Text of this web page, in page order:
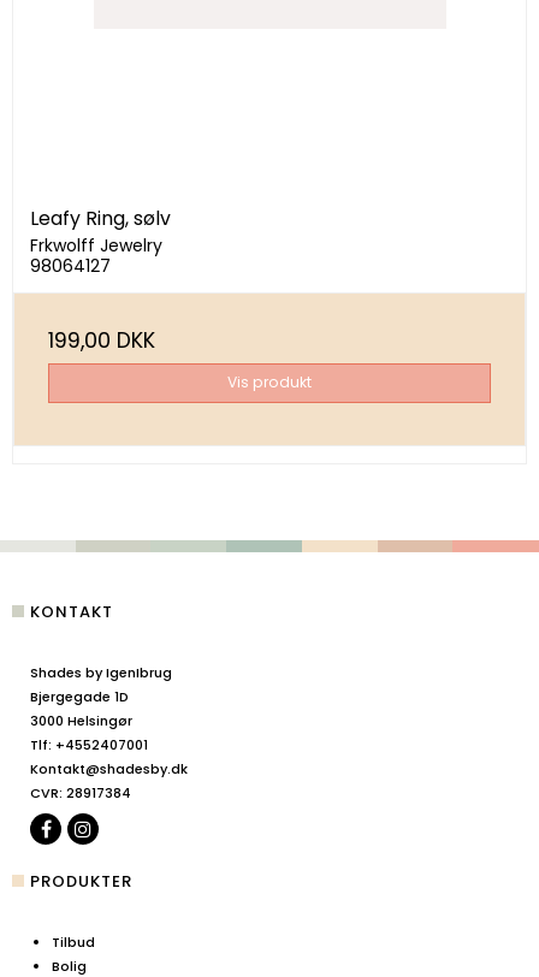
Leafy Ring, sølv
Frkwolff Jewelry
98064127
199,00 DKK
Vis produkt
KONTAKT
Shades by IgenIbrug
Bjergegade 1D
3000 Helsingør
Tlf: +4552407001
Kontakt@shadesby.dk
CVR: 28917384
PRODUKTER
Tilbud
Bolig